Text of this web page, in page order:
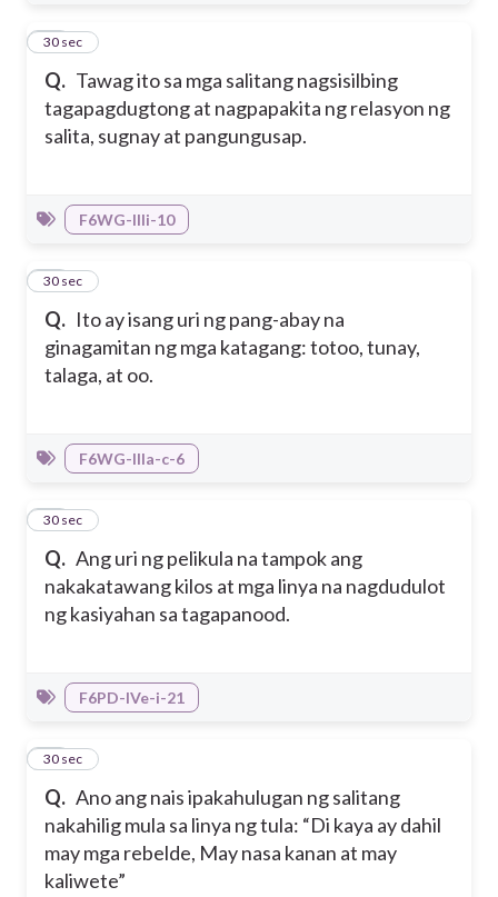
Q. Tawag ito sa mga salitang nagsisilbing
tagapagdugtong at nagpapakita ng relasyon ng
salita, sugnay at pangungusap.
10
30 sec
F6WG-IIIi-10
Q. Ito ay isang uri ng pang-abay na
ginagamitan ng mga katagang: totoo, tunay,
talaga, at oo.
11
30 sec
F6WG-IIIa-c-6
Q. Ang uri ng pelikula na tampok ang
nakakatawang kilos at mga linya na nagdudulot
ng kasiyahan sa tagapanood.
12
30 sec
F6PD-IVe-i-21
Q. Ano ang nais ipakahulugan ng salitang
nakahilig mula sa linya ng tula: “Di kaya ay dahil
may mga rebelde, May nasa kanan at may
kaliwete”
13
30 sec